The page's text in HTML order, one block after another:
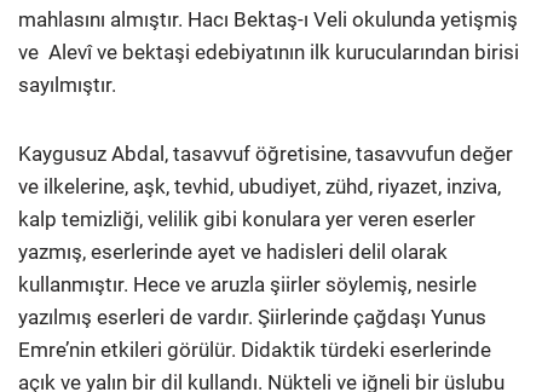
mahlasını almıştır. Hacı Bektaş-ı Veli okulunda yetişmiş
ve Alevî ve bektaşi edebiyatının ilk kurucularından birisi
sayılmıştır.
Kaygusuz Abdal, tasavvuf öğretisine, tasavvufun değer
ve ilkelerine, aşk, tevhid, ubudiyet, zühd, riyazet, inziva,
kalp temizliği, velilik gibi konulara yer veren eserler
yazmış, eserlerinde ayet ve hadisleri delil olarak
kullanmıştır. Hece ve aruzla şiirler söylemiş, nesirle
yazılmış eserleri de vardır. Şiirlerinde çağdaşı Yunus
Emre’nin etkileri görülür. Didaktik türdeki eserlerinde
açık ve yalın bir dil kullandı. Nükteli ve iğneli bir üslubu